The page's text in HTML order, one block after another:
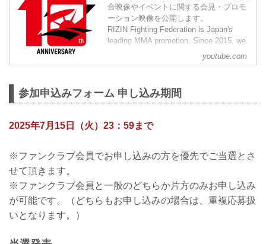
合映像やイベントに関する会見・プロモ
ーション映像を公開します。
RIZIN Fighting Federation is Japan's
leading MMA promotion. Since 2015, we
have carried on the fighting tradition of
previous world class MMA promotions
youtube.com
参加申込みフォーム 申し込み期間
2025年7月15日（火）23：59まで
※ファンクラブ会員でお申し込みの方を優先でご当選とさ
せて頂きます。
※ファンクラブ会員と一般のどちらか片方のみお申し込み
が可能です。（どちらもお申し込みの場合は、重複応募扱
いとなります。）